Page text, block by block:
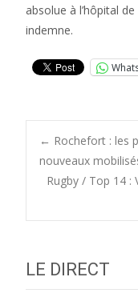
absolue à l’hôpital
indemne.
Post
← Rochefort : les
nouveaux
Rugby / Top 14 :
LE DIRECT